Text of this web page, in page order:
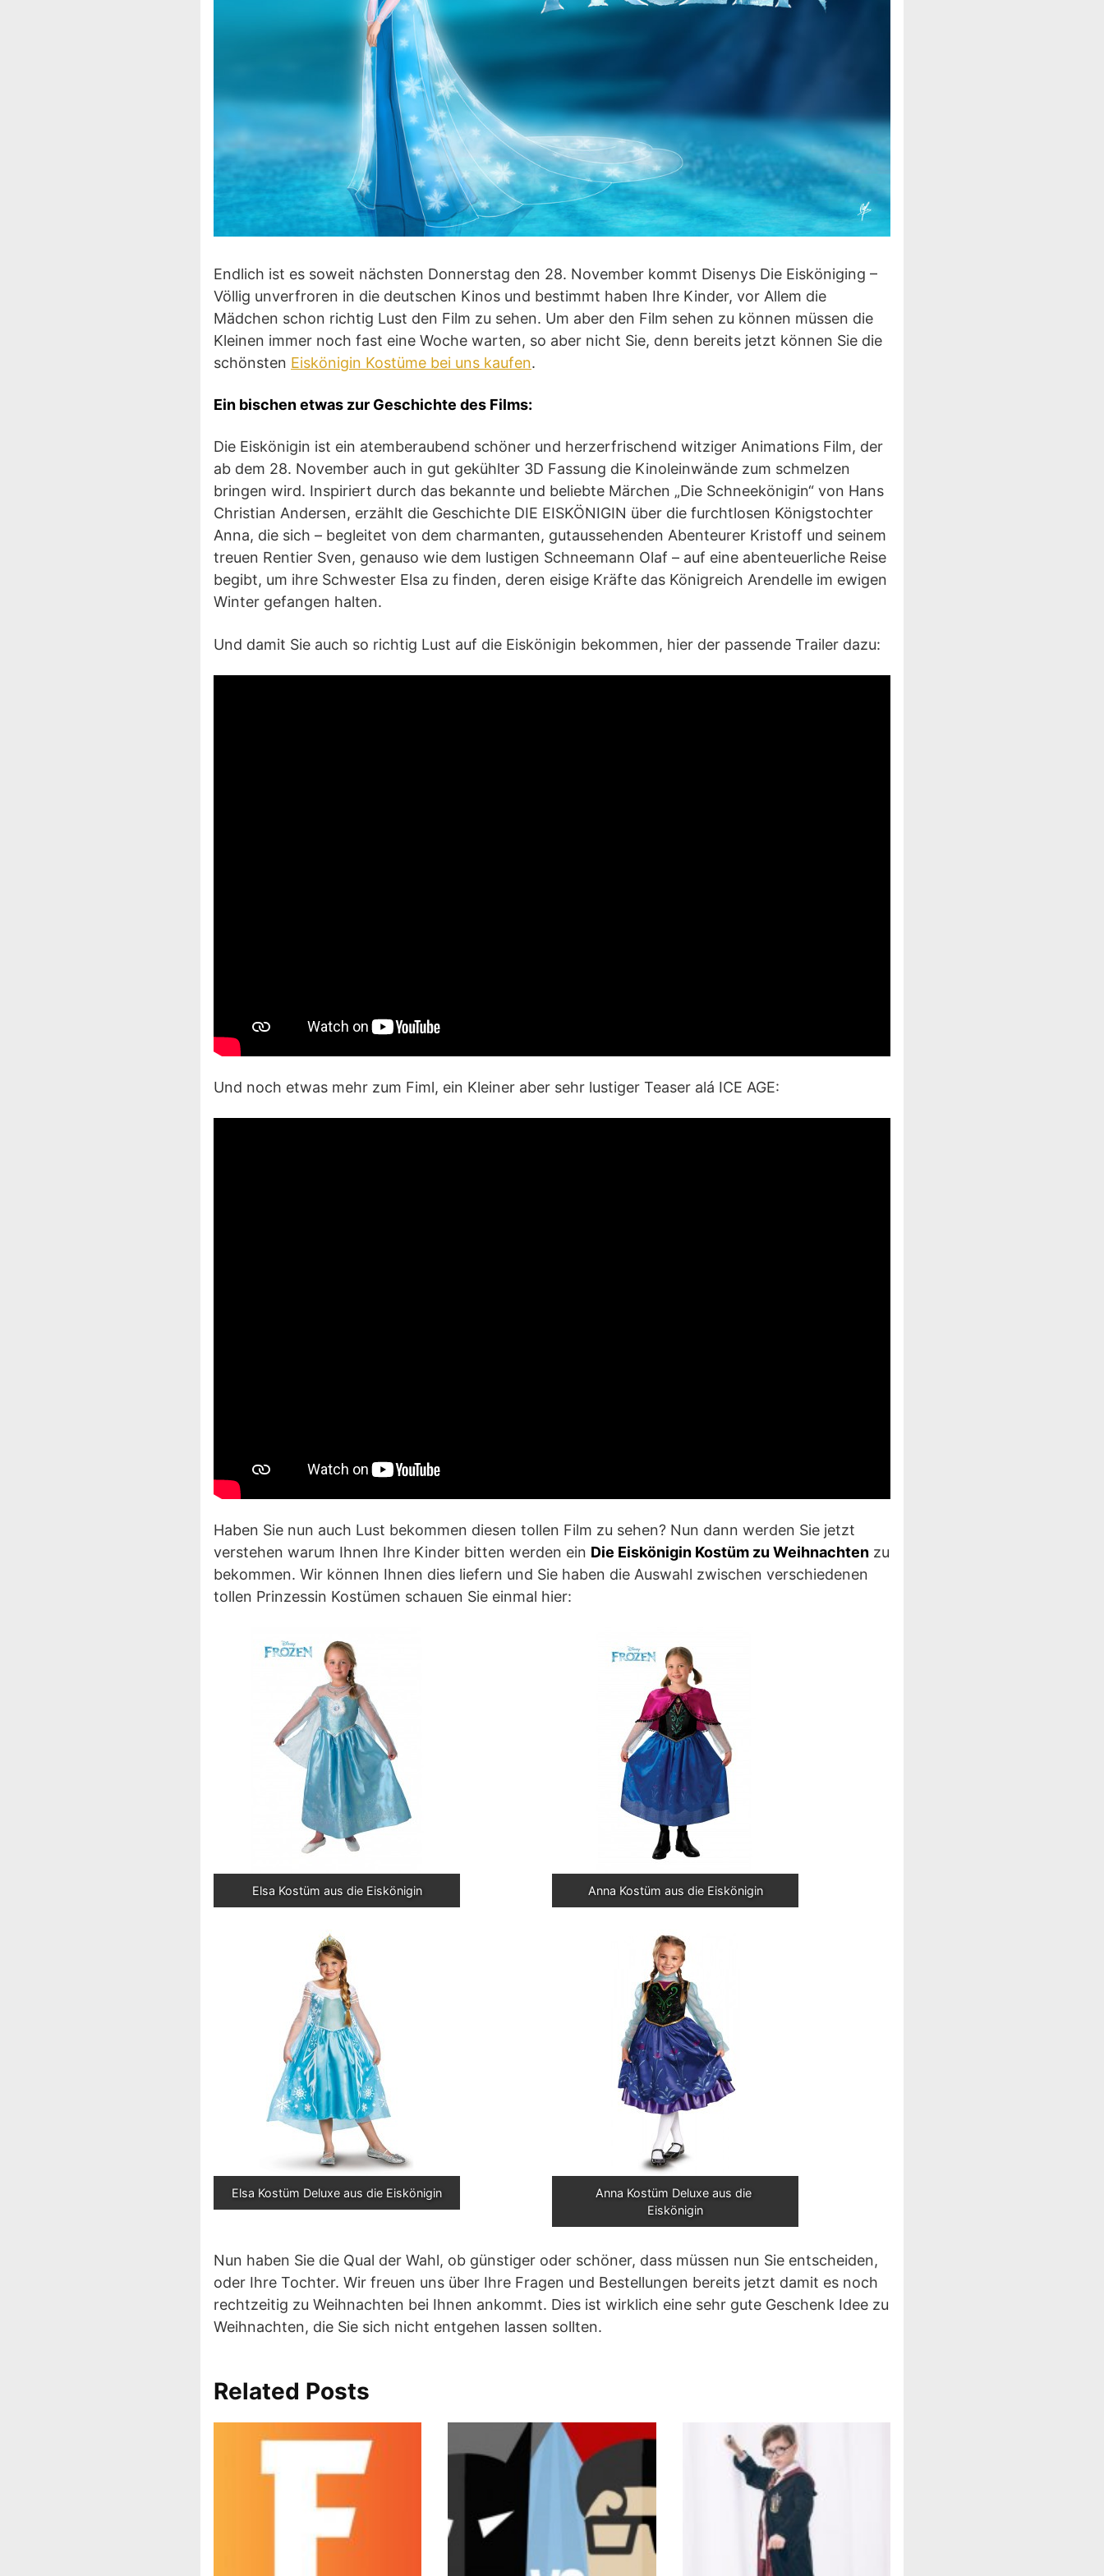
Endlich ist es soweit nächsten Donnerstag den 28. November kommt Disenys Die Eisköniging –
Völlig unverfroren in die deutschen Kinos und bestimmt haben Ihre Kinder, vor Allem die
Mädchen schon richtig Lust den Film zu sehen. Um aber den Film sehen zu können müssen die
Kleinen immer noch fast eine Woche warten, so aber nicht Sie, denn bereits jetzt können Sie die
schönsten Eiskönigin Kostüme bei uns kaufen.
Ein bischen etwas zur Geschichte des Films:
Die Eiskönigin ist ein atemberaubend schöner und herzerfrischend witziger Animations Film, der
ab dem 28. November auch in gut gekühlter 3D Fassung die Kinoleinwände zum schmelzen
bringen wird. Inspiriert durch das bekannte und beliebte Märchen „Die Schneekönigin“ von Hans
Christian Andersen, erzählt die Geschichte DIE EISKÖNIGIN über die furchtlosen Königstochter
Anna, die sich – begleitet von dem charmanten, gutaussehenden Abenteurer Kristoff und seinem
treuen Rentier Sven, genauso wie dem lustigen Schneemann Olaf – auf eine abenteuerliche Reise
begibt, um ihre Schwester Elsa zu finden, deren eisige Kräfte das Königreich Arendelle im ewigen
Winter gefangen halten.
Und damit Sie auch so richtig Lust auf die Eiskönigin bekommen, hier der passende Trailer dazu:
Und noch etwas mehr zum Fiml, ein Kleiner aber sehr lustiger Teaser alá ICE AGE:
Haben Sie nun auch Lust bekommen diesen tollen Film zu sehen? Nun dann werden Sie jetzt
verstehen warum Ihnen Ihre Kinder bitten werden ein Die Eiskönigin Kostüm zu Weihnachten zu
bekommen. Wir können Ihnen dies liefern und Sie haben die Auswahl zwischen verschiedenen
tollen Prinzessin Kostümen schauen Sie einmal hier:
Elsa Kostüm aus die Eiskönigin Anna Kostüm aus die Eiskönigin
Elsa Kostüm Deluxe aus die Eiskönigin
Anna Kostüm Deluxe aus die
Eiskönigin
Nun haben Sie die Qual der Wahl, ob günstiger oder schöner, dass müssen nun Sie entscheiden,
oder Ihre Tochter. Wir freuen uns über Ihre Fragen und Bestellungen bereits jetzt damit es noch
rechtzeitig zu Weihnachten bei Ihnen ankommt. Dies ist wirklich eine sehr gute Geschenk Idee zu
Weihnachten, die Sie sich nicht entgehen lassen sollten.
Related Posts